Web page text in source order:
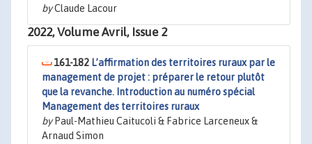
byClaude Lacour
2022, Volume Avril, Issue 2
161-182 L’affirmation des territoires ruraux par le
management de projet : préparer le retour plutôt
que la revanche. Introduction au numéro spécial
Management des territoires ruraux
byPaul-Mathieu Caitucoli & Fabrice Larceneux &
Arnaud Simon